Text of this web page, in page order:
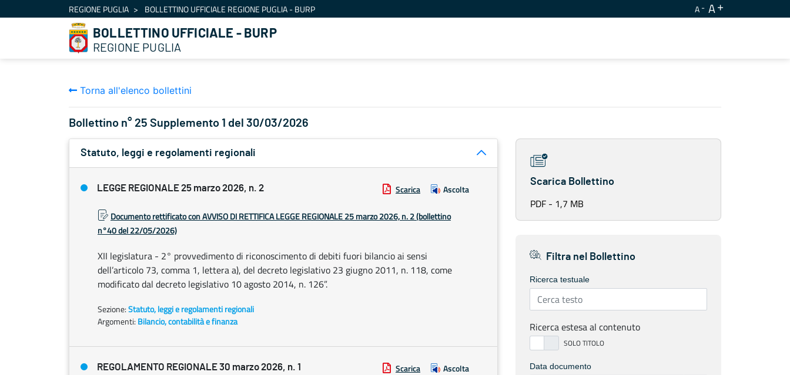
Salta al contenutoREGIONE PUGLIA BOLLETTINO UFFICIALE REGIONE PUGLIA - BURP A A
BOLLETTINO UFFICIALE - BURP
REGIONE PUGLIA
Torna all'elenco bollettini
Bollettino n° 25 Supplemento 1 del 30/03/2026
Statuto, leggi e regolamenti regionali
LEGGE REGIONALE 25 marzo 2026, n. 2 Scarica Ascolta
Documento rettificato con AVVISO DI RETTIFICA LEGGE REGIONALE 25 marzo 2026, n. 2 (bollettino
n°40 del 22/05/2026)
XII legislatura - 2° provvedimento di riconoscimento di debiti fuori bilancio ai sensi
dell’articolo 73, comma 1, lettera a), del decreto legislativo 23 giugno 2011, n. 118, come
modificato dal decreto legislativo 10 agosto 2014, n. 126”.
Sezione:Statuto, leggi e regolamenti regionali
Argomenti: Bilancio, contabilità e finanza
REGOLAMENTO REGIONALE 30 marzo 2026, n. 1 Scarica Ascolta
Scarica Bollettino
PDF - 1,7 MB
Filtra nel Bollettino
Ricerca testuale
Ricerca estesa al contenuto
Data documento